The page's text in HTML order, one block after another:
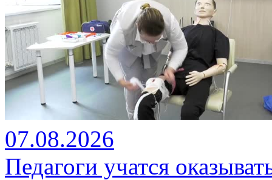
07.08.2026
Педагоги учатся